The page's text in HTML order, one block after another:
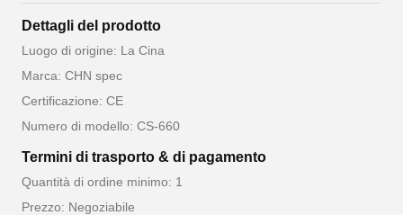
Dettagli del prodotto
Luogo di origine: La Cina
Marca: CHN spec
Certificazione: CE
Numero di modello: CS-660
Termini di trasporto & di pagamento
Quantità di ordine minimo: 1
Prezzo: Negoziabile